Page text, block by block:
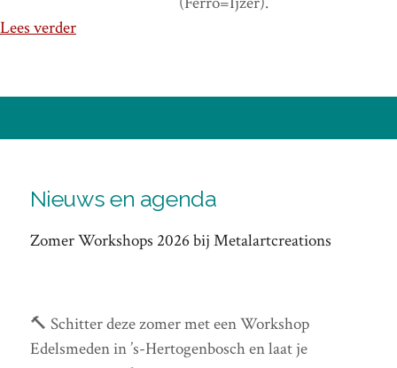
Lees verder
Nieuws en agenda
Zomer Workshops 2026 bij Metalartcreations
🔨 Schitter deze zomer met een Workshop
Edelsmeden in ’s-Hertogenbosch en laat je